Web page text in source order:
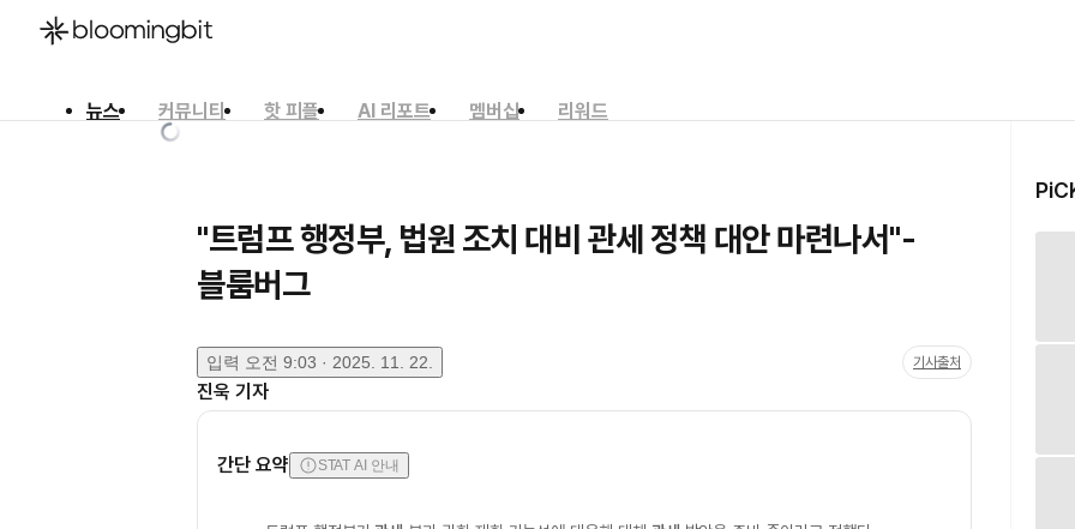
뉴스 커뮤니티 핫 피플 AI 리포트 멤버십
리워드
"트럼프 행정부, 법원 조치 대비 관세 정책 대안 마련나서"-
블룸버그
입력 오전 9:03 · 2025. 11. 22. 기사출처
진욱 기자
간단 요약 STAT AI 안내